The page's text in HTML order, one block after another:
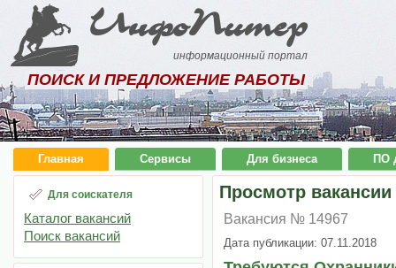
ИнфоПитер
информационный портал
ПОИСК И ПРЕДЛОЖЕНИЕ РАБОТЫ
Главная Сервисы Для бизнеса ПО
Для соискателя
Каталог вакансий
Поиск вакансий
Просмотр вакансии
Вакансия № 14967
Дата публикации: 07.11.2018